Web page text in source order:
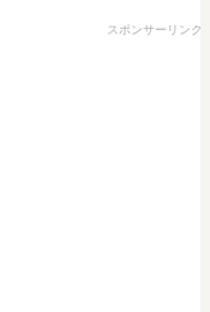
スポンサーリンク